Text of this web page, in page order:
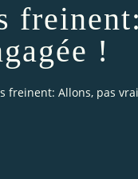
!
freinent: Allons, pas